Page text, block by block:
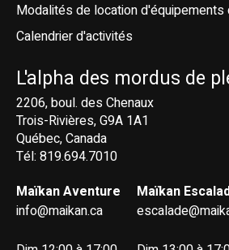
Modalités de location d'équipements
Calendrier d'activités
L'alpha des mordus de
2206, boul. des Chenaux
Trois-Rivières, G9A 1A1
Québec, Canada
Tél: 819.694.7010
Maïkan Aventure
info@maikan.ca
Maïkan